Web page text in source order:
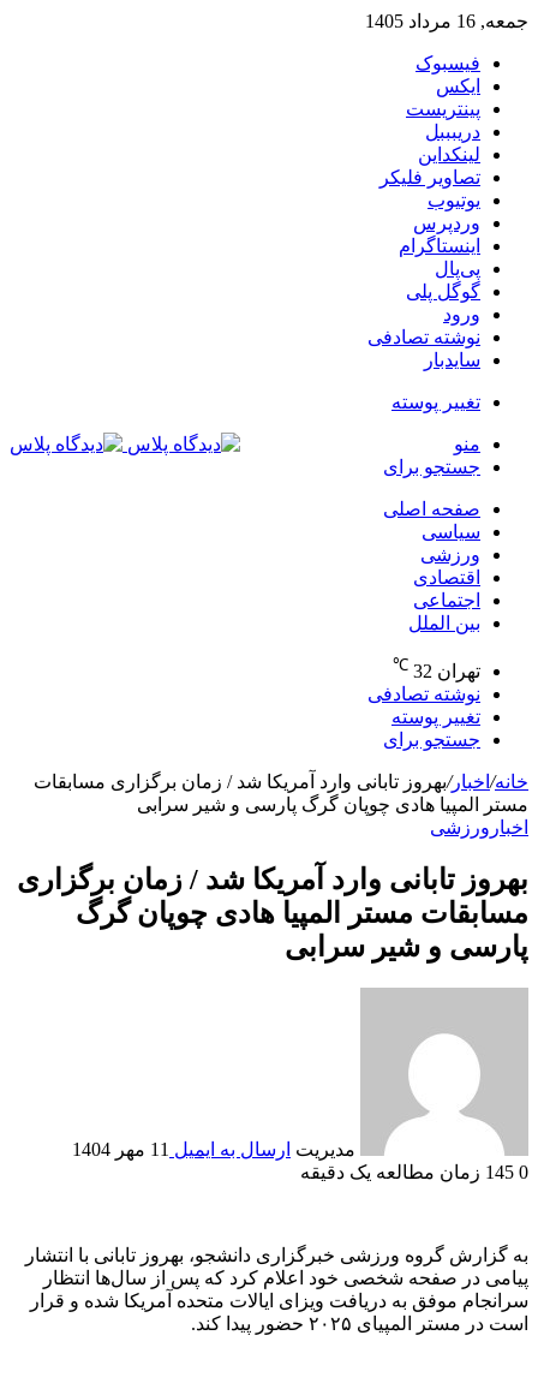
جمعه, 16 مرداد 1405
فیسبوک
ایکس
پینتریست
دریبببل
لینکداین
تصاویر فلیکر
یوتیوب
وردپرس
اینستاگرام
پی‌پال
گوگل پلی
ورود
نوشته تصادفی
سایدبار
تغییر پوسته
منو
جستجو برای
صفحه اصلی
سیاسی
ورزشی
اقتصادی
اجتماعی
بین الملل
تهران 32
℃
نوشته تصادفی
تغییر پوسته
جستجو برای
خانه/ اخبار/بهروز تابانی وارد آمریکا شد / زمان برگزاری مسابقات
مستر المپیا هادی چوپان گرگ پارسی و شیر سرابی
اخبار ورزشی
بهروز تابانی وارد آمریکا شد / زمان برگزاری
مسابقات مستر المپیا هادی چوپان گرگ
پارسی و شیر سرابی
مدیریت ارسال به ایمیل 11 مهر 1404
0
زمان مطالعه یک دقیقه
به گزارش گروه ورزشی خبرگزاری دانشجو، بهروز تابانی با انتشار
پیامی در صفحه شخصی‌ خود اعلام کرد که پس از سال‌ها انتظار
سرانجام موفق به دریافت ویزای ایالات متحده آمریکا شده و قرار
است در مستر المپیای ۲۰۲۵ حضور پیدا کند.